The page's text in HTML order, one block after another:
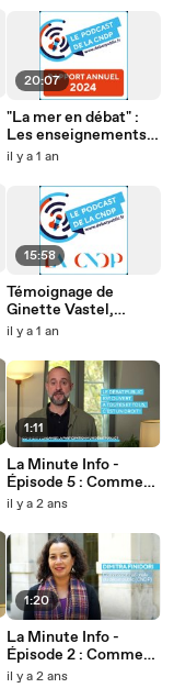
écologique ?
20:07
"La mer en débat" :
Les enseignements
du débat public sur la
l'éolien en mer
il y a 1 an
15:58
Témoignage de
Ginette Vastel,
membre de la CNDP
il y a 1 an
1:11
La Minute Info -
Épisode 5 : Comment
s'organise la
débat public ?
il y a 2 ans
1:20
La Minute Info -
Épisode 2 : Comment
se décide un débat
il y a 2 ans